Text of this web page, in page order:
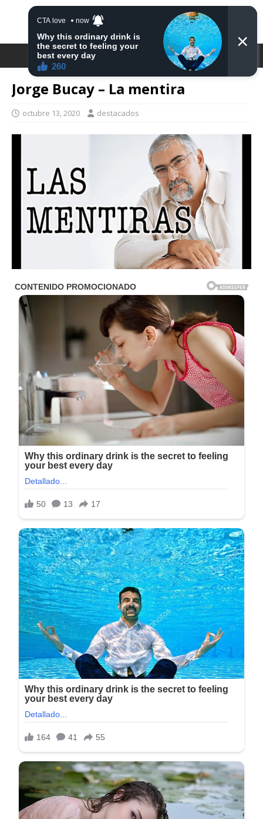
DESTACA2
Jorge Bucay – La mentira
octubre 13, 2020 destacados